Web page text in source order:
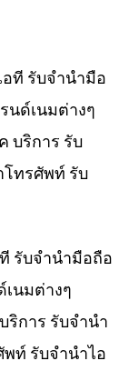
ที รับจำนำมือ
นด์เนมต่างๆ
บริการ รับ
ทรศัพท์ รับ
รับจำนำมือถือ
นมต่างๆ
ริการ รับจำนำ
ท์ รับจำนำไอ